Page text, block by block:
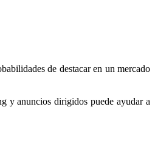
de destacar en un mercado
y anuncios dirigidos puede ayudar a